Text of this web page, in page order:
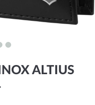
ALTIUS